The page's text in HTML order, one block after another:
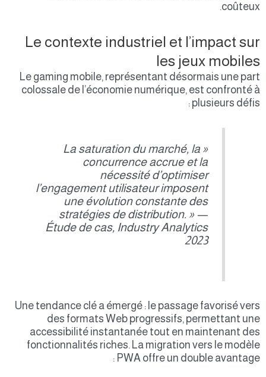
coûteux.
Le contexte industriel et l’impact sur
les jeux mobiles
Le gaming mobile, représentant désormais une part
colossale de l’économie numérique, est confronté à
plusieurs défis :
« La saturation du marché, la
concurrence accrue et la
nécessité d’optimiser
l’engagement utilisateur imposent
une évolution constante des
stratégies de distribution. » —
Étude de cas, Industry Analytics
2023
Une tendance clé a émergé : le passage favorisé vers
des formats Web progressifs, permettant une
accessibilité instantanée tout en maintenant des
fonctionnalités riches. La migration vers le modèle
PWA offre un double avantage :